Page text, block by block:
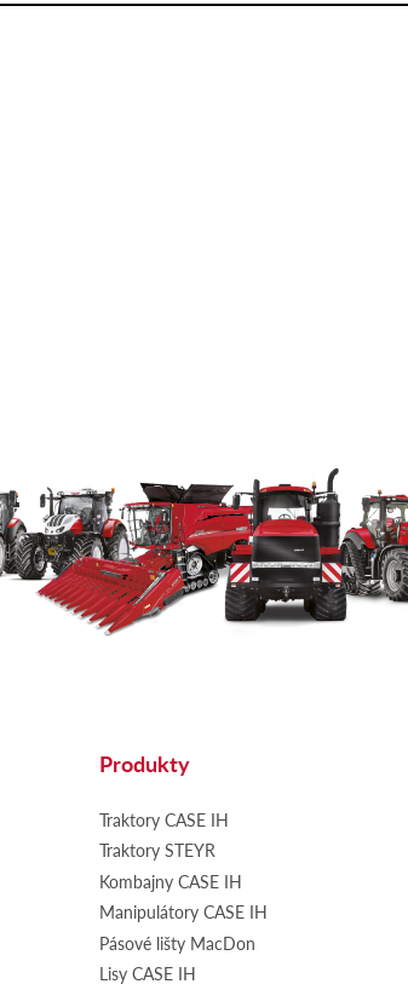
Produkty
Traktory CASE IH
Traktory STEYR
Kombajny CASE IH
Manipulátory CASE IH
Pásové lišty MacDon
Lisy CASE IH